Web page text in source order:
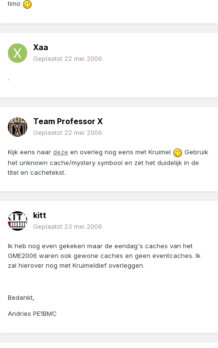
timo
Xaa
Geplaatst 22 mei 2006
.
Team Professor X
Geplaatst 22 mei 2006
Kijk eens naar deze en overleg nog eens met Kruimel
Gebruik
het unknown cache/mystery symbool en zet het duidelijk in de
titel en cachetekst.
kitt
Geplaatst 23 mei 2006
Ik heb nog even gekeken maar de eendag's caches van het
GME2006 waren ook gewone caches en geen eventcaches. Ik
zal hierover nog met Kruimeldief overleggen.
Bedankt,
Andries PE1BMC